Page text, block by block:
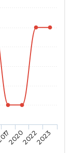
202020222023